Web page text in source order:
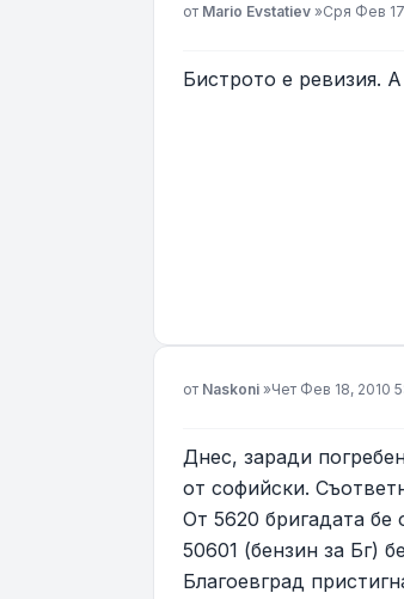
Мнение
от Mario Evstatiev »Сря Фев
Бистрото е ревизия.
Мнение
от Naskoni »Чет Фев 18, 2010
Днес, заради
от софийски.
От 5620 бригадата бе
50601 (бензин за Бг)
Благоевград